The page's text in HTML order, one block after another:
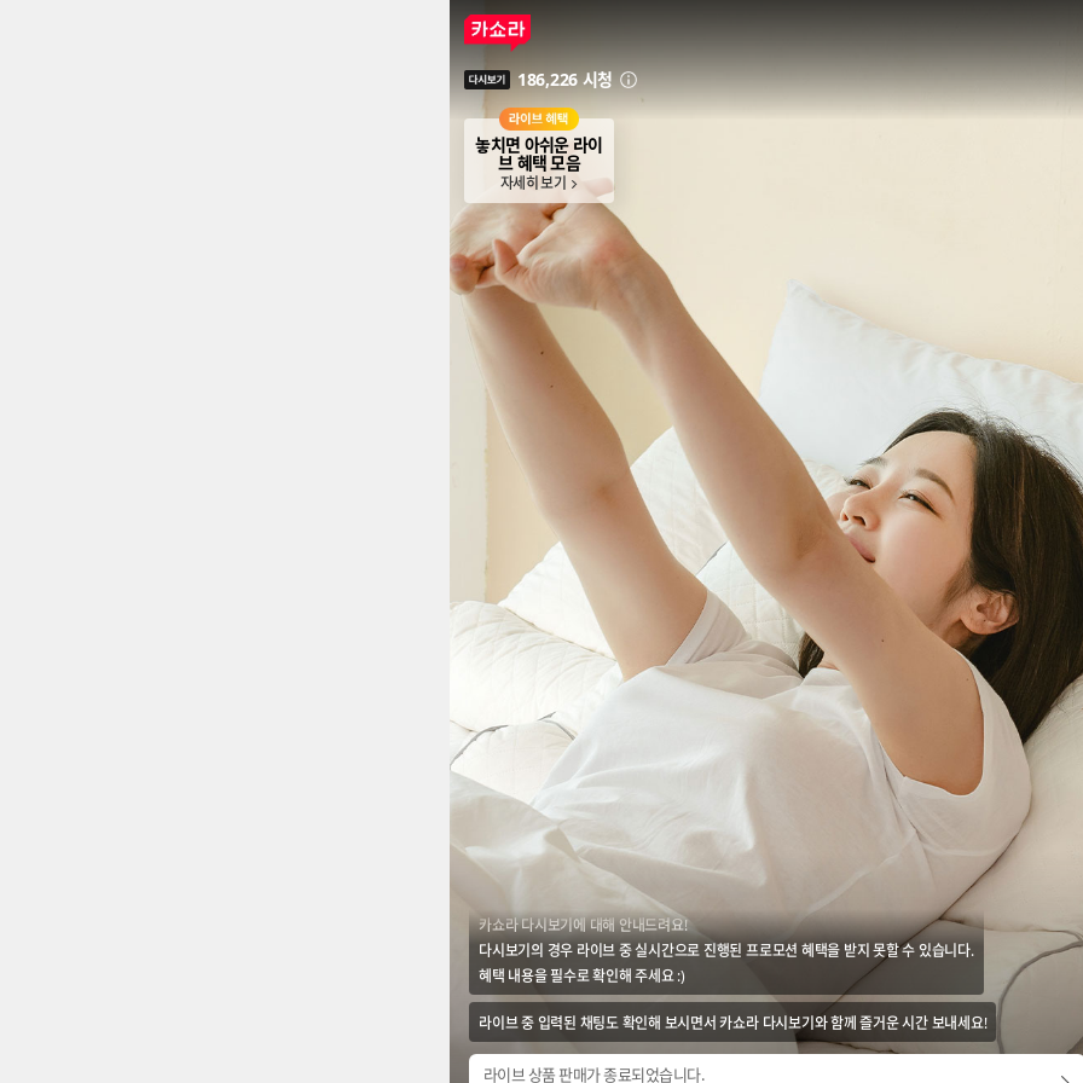
186,226 시청
놓치면 아쉬운 라이
브 혜택 모음
자세히 보기
카쇼라 다시보기에 대해 안내드려요!
다시보기의 경우 라이브 중 실시간으로 진행된 프로모션 혜택을 받지 못할 수 있습니다.
혜택 내용을 필수로 확인해 주세요 :)
라이브 중 입력된 채팅도 확인해 보시면서 카쇼라 다시보기와 함께 즐거운 시간 보내세요!
라이브 상품 판매가 종료되었습니다.